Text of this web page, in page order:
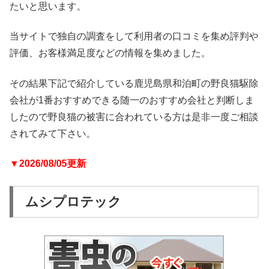
たいと思います。
当サイトで独自の調査をして利用者の口コミを集め評判や
評価、お客様満足度などの情報を集めました。
その結果下記で紹介している鹿児島県和泊町の野良猫駆除
会社が1番おすすめできる随一のおすすめ会社と判断しま
したので野良猫の被害に合われている方は是非一度ご相談
されてみて下さい。
▼2026/08/05更新
ムシプロテック